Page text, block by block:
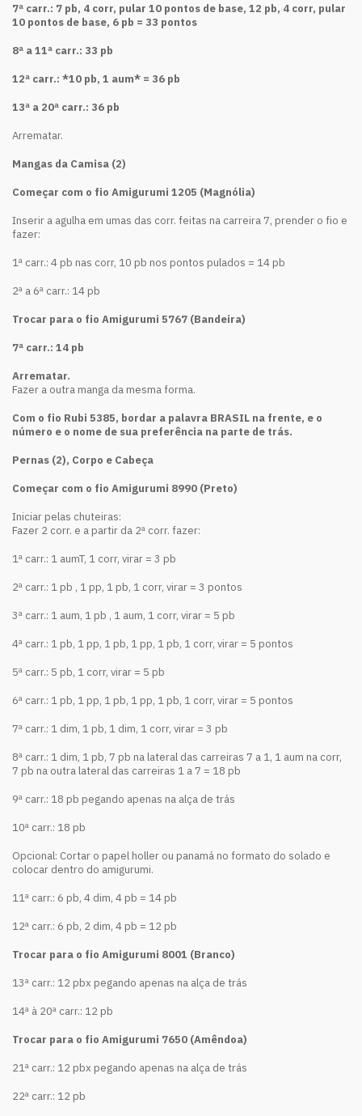
7ª carr.: 7 pb, 4 corr, pular 10 pontos de base, 12 pb, 4 corr, pular
10 pontos de base, 6 pb = 33 pontos
8ª a 11ª carr.: 33 pb
12ª carr.: *10 pb, 1 aum* = 36 pb
13ª a 20ª carr.: 36 pb
Arrematar.
Mangas da Camisa (2)
Começar com o fio Amigurumi 1205 (Magnólia)
Inserir a agulha em umas das corr. feitas na carreira 7, prender o fio e
fazer:
1ª carr.: 4 pb nas corr, 10 pb nos pontos pulados = 14 pb
2ª a 6ª carr.: 14 pb
Trocar para o fio Amigurumi 5767 (Bandeira)
7ª carr.: 14 pb
Arrematar.
Fazer a outra manga da mesma forma.
Com o fio Rubi 5385, bordar a palavra BRASIL na frente, e o
número e o nome de sua preferência na parte de trás.
Pernas (2), Corpo e Cabeça
Começar com o fio Amigurumi 8990 (Preto)
Iniciar pelas chuteiras:
Fazer 2 corr. e a partir da 2ª corr. fazer:
1ª carr.: 1 aumT, 1 corr, virar = 3 pb
2ª carr.: 1 pb , 1 pp, 1 pb, 1 corr, virar = 3 pontos
3ª carr.: 1 aum, 1 pb , 1 aum, 1 corr, virar = 5 pb
4ª carr.: 1 pb, 1 pp, 1 pb, 1 pp, 1 pb, 1 corr, virar = 5 pontos
5ª carr.: 5 pb, 1 corr, virar = 5 pb
6ª carr.: 1 pb, 1 pp, 1 pb, 1 pp, 1 pb, 1 corr, virar = 5 pontos
7ª carr.: 1 dim, 1 pb, 1 dim, 1 corr, virar = 3 pb
8ª carr.: 1 dim, 1 pb, 7 pb na lateral das carreiras 7 a 1, 1 aum na corr,
7 pb na outra lateral das carreiras 1 a 7 = 18 pb
9ª carr.: 18 pb pegando apenas na alça de trás
10ª carr.: 18 pb
Opcional: Cortar o papel holler ou panamá no formato do solado e
colocar dentro do amigurumi.
11ª carr.: 6 pb, 4 dim, 4 pb = 14 pb
12ª carr.: 6 pb, 2 dim, 4 pb = 12 pb
Trocar para o fio Amigurumi 8001 (Branco)
13ª carr.: 12 pbx pegando apenas na alça de trás
14ª à 20ª carr.: 12 pb
Trocar para o fio Amigurumi 7650 (Amêndoa)
21ª carr.: 12 pbx pegando apenas na alça de trás
22ª carr.: 12 pb